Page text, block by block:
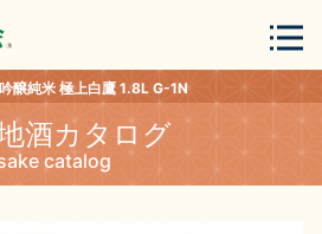
ログイン
醸純米 極上白鷹 1.8L G-1N
酒カタログ
catalog